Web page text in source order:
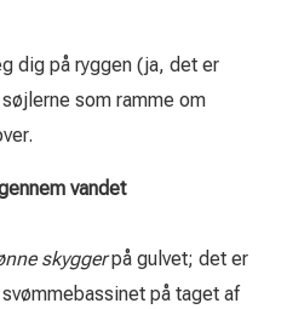
dig på ryggen (ja, det er
som ramme om
vandet
skyggerpå gulvet; det er
på taget af